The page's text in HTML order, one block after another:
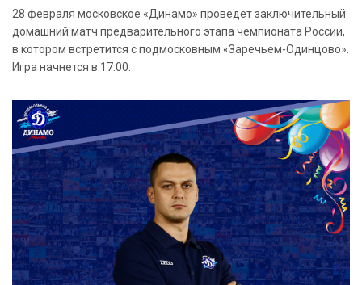
28 февраля московское «Динамо» проведет заключительный
домашний матч предварительного этапа чемпионата России,
в котором встретится с подмосковным «Заречьем-Одинцово».
Игра начнется в 17:00.